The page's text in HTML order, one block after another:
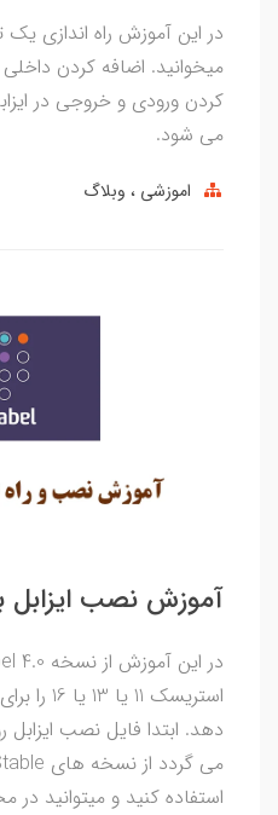
در این آموزش راه اندازی یک
میخوانید. اضافه کردن
کردن ورودی و خروجی در
می شود.
اموزشی وبلاگ
آموزش نصب
استریسک
دهد. ابتدا فایل نصب ایزابل
استفاده کنید و میتوانید در